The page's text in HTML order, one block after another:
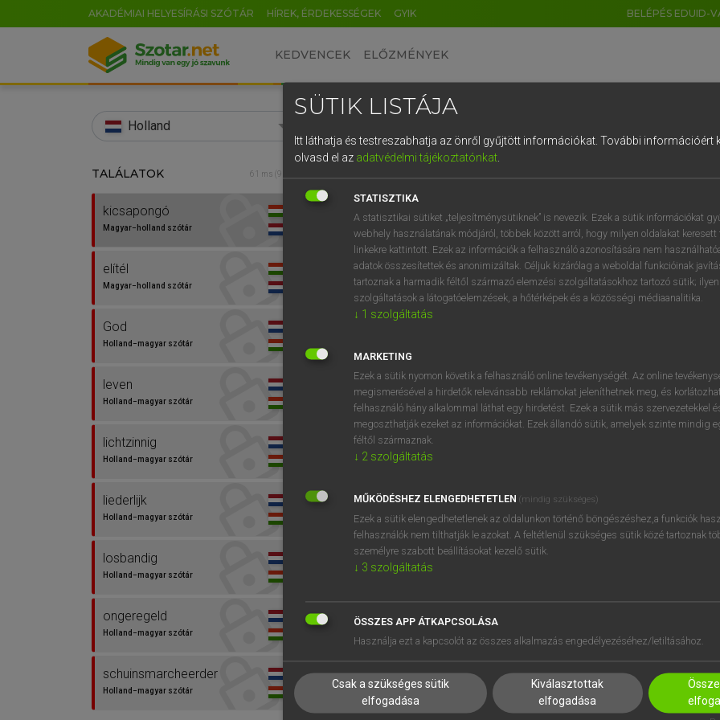
AKADÉMIAI HELYESÍRÁSI SZÓTÁR HÍREK, ÉRDEKESSÉGEK GYIK BELÉPÉS EDUID-
KEDVENCEK ELŐZMÉNYEK
Holland
TALÁLATOK 61 ms (9 db)
kicsapongó
Magyar−holland szótár
elítél
Magyar−holland szótár
God
Holland−magyar szótár
leven
Holland−magyar szótár
lichtzinnig
Holland−magyar szótár
liederlijk
Holland−magyar szótár
losbandig
Holland−magyar szótár
ongeregeld
Holland−magyar szótár
schuinsmarcheerder
Holland−magyar szótár
Magyar−holland szótár
VAN ELŐFIZETÉSED?
megtekintéséhez.
BELÉPÉS
próbaverziójának
regisztrálok ésbelépek.
REGISZTRÁCIÓ
SÜTIK LISTÁJA
Itt láthatja és testreszabhatja az önről gyűjtött információkat. További információért
olvasd el az adatvédelmi tájékoztatónkat.
STATISZTIKA
A statisztikai sütiket „teljesítménysütiknek” is nevezik. Ezek a sütik információkat
webhely használatának módjáról, többek között arról, hogy milyen oldalakat keresett
linkekre kattintott. Ezek az információk a felhasználó azonosítására nem
adatok összesítettek és anonimizáltak. Céljuk kizárólag a weboldal funkcióinak
tartoznak a harmadik féltől származó elemzési szolgáltatásokhoz tartozó sütik;
szolgáltatások a látogatóelemzések, a hőtérképek és a közösségi médiaanalitika.
↓ 1 szolgáltatás
MARKETING
Ezek a sütik nyomon követik a felhasználó online tevékenységét. Az online
megismerésével a hirdetők relevánsabb reklámokat jeleníthetnek meg, és
felhasználó hány alkalommal láthat egy hirdetést. Ezek a sütik más szervezetekkel
megoszthatják ezeket az információkat. Ezek állandó sütik, amelyek szinte mindig
féltől származnak.
↓ 2 szolgáltatás
MŰKÖDÉSHEZ ELENGEDHETETLEN (mindig szükséges)
Ezek a sütik elengedhetetlenek az oldalunkon történő böngészéshez,a funkciók
felhasználók nem tilthatják le azokat. A feltétlenül szükséges sütik közé tartoznak
személyre szabott beállításokat kezelő sütik.
↓ 3 szolgáltatás
ÖSSZES APP ÁTKAPCSOLÁSA
Használja ezt a kapcsolót az összes alkalmazás engedélyezéséhez/letiltásához.
Csak a szükséges sütik
elfogadása
Kiválasztottak
elfogadása
EN HU DE CN FR ES IT NL
0 1 2 3 4 5 6 7 8 9
q w e r t z u i
a s d f g h j k l é
í y x c v b n m , .